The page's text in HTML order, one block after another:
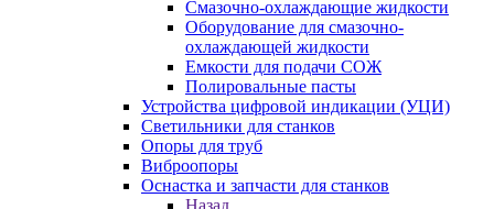
Смазочно-охлаждающие жидкости
Оборудование для смазочно-
охлаждающей жидкости
Емкости для подачи СОЖ
Полировальные пасты
Устройства цифровой индикации (УЦИ)
Светильники для станков
Опоры для труб
Виброопоры
Оснастка и запчасти для станков
Назад